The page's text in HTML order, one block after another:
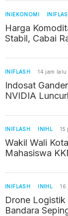
INIEKONOMI
Harga
Stabil, Cabai
INIFLASH 14 jam lalu
Indosat
NVIDIA
INIFLASH INIHL 15
Wakil Wali
Mahasiswa
INIFLASH INIHL 16
Drone Logistik
Bandara